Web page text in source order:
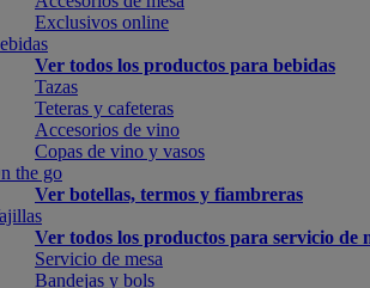
Exclusivos online
Ver todos los productos para bebidas
Tazas
Teteras y cafeteras
Accesorios de vino
Copas de vino y vasos
the go
Ver botellas, termos y fiambreras
Ver todos los productos para servicio de
Servicio de mesa
Bandejas y bols